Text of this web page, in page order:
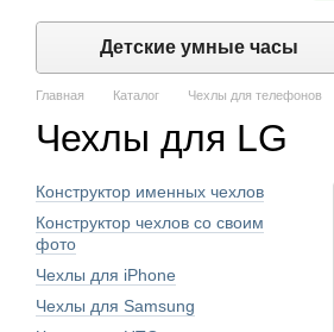
Детские умные часы
Главная Каталог Чехлы для телефонов
Чехлы для LG
Конструктор именных чехлов
Конструктор чехлов со своим
фото
Чехлы для iPhone
Чехлы для Samsung